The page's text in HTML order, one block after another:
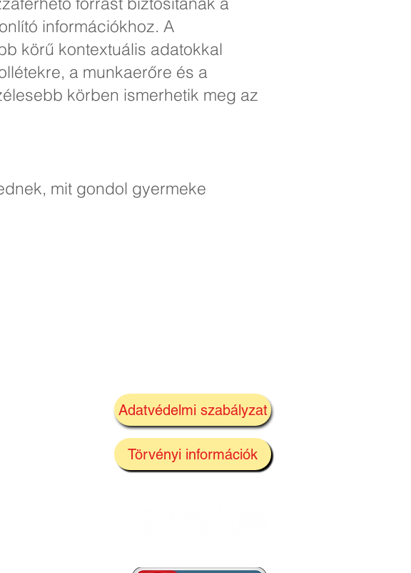
információkhoz. A
körű kontextuális adatokkal
a munkaerőre és a
körben ismerhetik meg az
mit gondol gyermeke
Adatvédelmi szabályzat
Törvényi információk